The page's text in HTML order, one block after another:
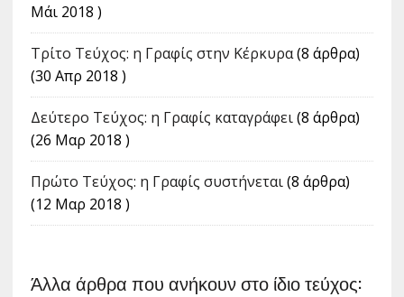
Μάι 2018 )
Tρίτο Τεύχος: η Γραφίς στην Κέρκυρα(8 άρθρα)
(30 Απρ 2018 )
Δεύτερο Τεύχος: η Γραφίς καταγράφει(8 άρθρα)
(26 Μαρ 2018 )
Πρώτο Τεύχος: η Γραφίς συστήνεται(8 άρθρα)
(12 Μαρ 2018 )
Άλλα άρθρα που ανήκουν στο ίδιο τεύχος: